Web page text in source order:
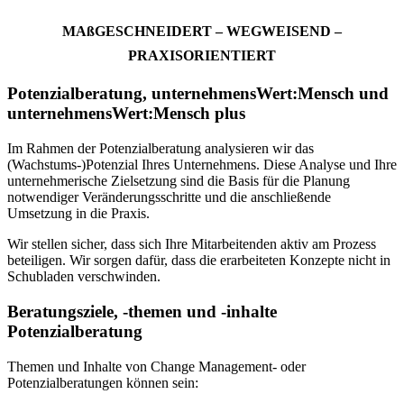
MAßGESCHNEIDERT – WEGWEISEND –
PRAXISORIENTIERT
Potenzialberatung, unternehmensWert:Mensch und
unternehmensWert:Mensch plus
Im Rahmen der Potenzialberatung analysieren wir das
(Wachstums-)Potenzial Ihres Unternehmens. Diese Analyse und Ihre
unternehmerische Zielsetzung sind die Basis für die Planung
notwendiger Veränderungsschritte und die anschließende
Umsetzung in die Praxis.
Wir stellen sicher, dass sich Ihre Mitarbeitenden aktiv am Prozess
beteiligen. Wir sorgen dafür, dass die erarbeiteten Konzepte nicht in
Schubladen verschwinden.
Beratungsziele, -themen und -inhalte
Potenzialberatung
Themen und Inhalte von Change Management- oder
Potenzialberatungen können sein: